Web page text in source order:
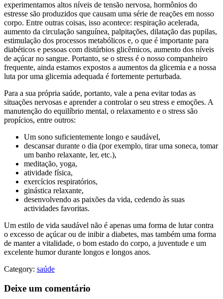
experimentamos altos níveis de tensão nervosa, hormônios do
estresse são produzidos que causam uma série de reações em nosso
corpo. Entre outras coisas, isso acontece: respiração acelerada,
aumento da circulação sanguínea, palpitações, dilatação das pupilas,
estimulação dos processos metabólicos e, o que é importante para
diabéticos e pessoas com distúrbios glicêmicos, aumento dos níveis
de açúcar no sangue. Portanto, se o stress é o nosso companheiro
frequente, ainda estamos expostos a aumentos da glicemia e a nossa
luta por uma glicemia adequada é fortemente perturbada.
Para a sua própria saúde, portanto, vale a pena evitar todas as
situações nervosas e aprender a controlar o seu stress e emoções. A
manutenção do equilíbrio mental, o relaxamento e o stress são
propícios, entre outros:
Um sono suficientemente longo e saudável,
descansar durante o dia (por exemplo, tirar uma soneca, tomar
um banho relaxante, ler, etc.),
meditação, yoga,
atividade física,
exercícios respiratórios,
ginástica relaxante,
desenvolvendo as paixões da vida, cedendo às suas
actividades favoritas.
Um estilo de vida saudável não é apenas uma forma de lutar contra
o excesso de açúcar ou de inibir a diabetes, mas também uma forma
de manter a vitalidade, o bom estado do corpo, a juventude e um
excelente humor durante longos e longos anos.
Category: saúde
Deixe um comentário